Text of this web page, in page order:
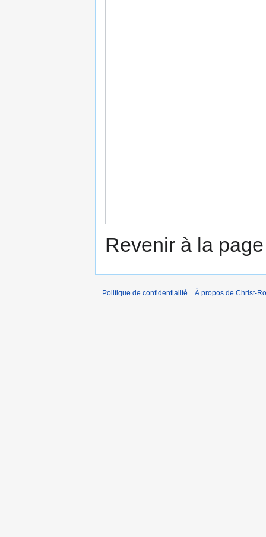
Revenir à la
Politique de confidentialité À propos de Christ-